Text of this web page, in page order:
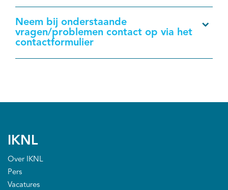
Neem bij onderstaande
vragen/problemen contact op via het
contactformulier
IKNL
Over IKNL
Pers
Vacatures